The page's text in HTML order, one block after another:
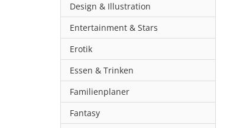
Design & Illustration
Entertainment & Stars
Erotik
Essen & Trinken
Familienplaner
Fantasy